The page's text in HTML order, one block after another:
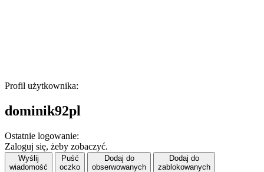
Profil użytkownika:
dominik92pl
Ostatnie logowanie:
Zaloguj się, żeby zobaczyć.
Wyślij
wiadomość
Puść
oczko
Dodaj do
obserwowanych
Dodaj do
zablokowanych